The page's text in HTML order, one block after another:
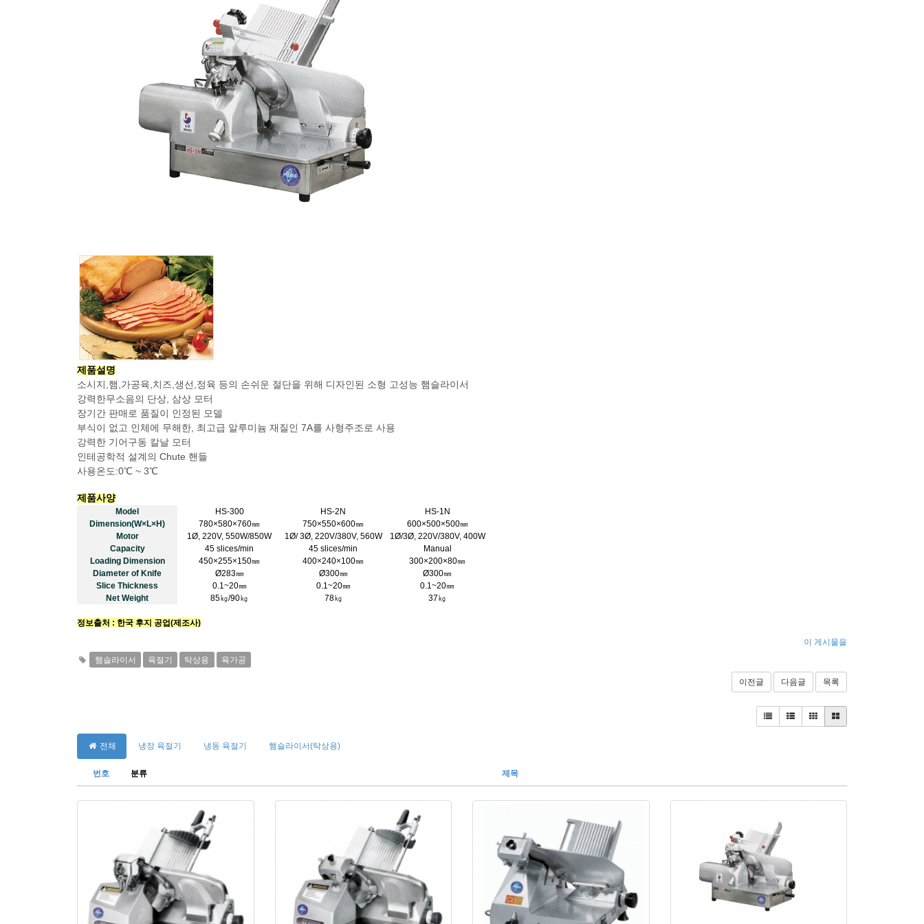
제품설명
소시지,햄,가공육,치즈,생선,정육 등의 손쉬운 절단을 위해 디자인된 소형 고성능 햄슬라이서
강력한무소음의 단상, 삼상 모터
장기간 판매로 품질이 인정된 모델
부식이 없고 인체에 무해한, 최고급 알루미늄 재질인 7A를 사형주조로 사용
강력한 기어구동 칼날 모터
인테공학적 설계의 Chute 핸들
사용온도:0℃ ~ 3℃
제품사양
Model HS-300 HS-2N
HS-1N
Dimension(W×L×H)
780×580×760㎜ 750×550×600㎜
600×500×500㎜
Motor
1Ø, 220V, 550W/850W 1Ø/ 3Ø, 220V/380V, 560W
1Ø/3Ø, 220V/380V, 400W
Capacity
45 slices/min 45 slices/min
Manual
Loading Dimension
450×255×150㎜ 400×240×100㎜
300×200×80㎜
Diameter of Knife
Ø283㎜ Ø300㎜
Ø300㎜
Slice Thickness
0.1~20㎜ 0.1~20㎜
0.1~20㎜
Net Weight
85㎏/90㎏ 78㎏ 37㎏
정보출처 : 한국 후지 공업(제조사)
이 게시물을
햄슬라이서 육절기 탁상용 육가공
이전글 다음글 목록
전체 냉장 육절기 냉동 육절기 햄슬라이서(탁상용)
번호 분류 제목